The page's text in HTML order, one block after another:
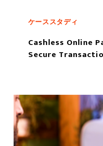
ケーススタディ
Cashless Online
Secure
もっと読む